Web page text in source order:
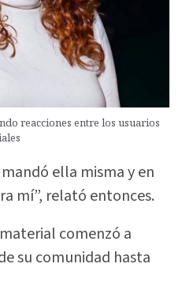
reacciones entre los usuarios
ella misma y en
mí”, relató entonces.
comenzó a
su comunidad hasta